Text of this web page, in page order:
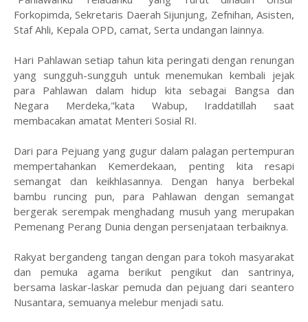
Forkopimda, Sekretaris Daerah Sijunjung, Zefnihan, Asisten,
Staf Ahli, Kepala OPD, camat, Serta undangan lainnya.
Hari Pahlawan setiap tahun kita peringati dengan renungan
yang sungguh-sungguh untuk menemukan kembali jejak
para Pahlawan dalam hidup kita sebagai Bangsa dan
Negara Merdeka,"kata Wabup, Iraddatillah saat
membacakan amatat Menteri Sosial RI.
Dari para Pejuang yang gugur dalam palagan pertempuran
mempertahankan Kemerdekaan, penting kita resapi
semangat dan keikhlasannya. Dengan hanya berbekal
bambu runcing pun, para Pahlawan dengan semangat
bergerak serempak menghadang musuh yang merupakan
Pemenang Perang Dunia dengan persenjataan terbaiknya.
Rakyat bergandeng tangan dengan para tokoh masyarakat
dan pemuka agama berikut pengikut dan santrinya,
bersama laskar-laskar pemuda dan pejuang dari seantero
Nusantara, semuanya melebur menjadi satu.